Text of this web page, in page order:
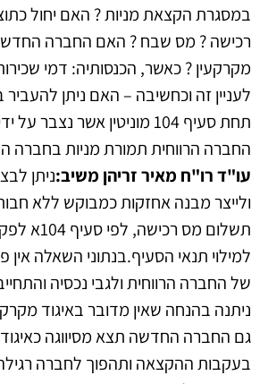
במסגרת הקצאת מניות ? האם יחול
רכישה ? מס שבח ? האם החברה
מקרקעין ? כאשר, הכנסותיה: דמי
לעניין זה וכחשיבה – האם ניתן
תחת סעיף 104 מוניטין אשר
החברה הרווחית תמורת מניות בחברה
עו"ד רו"ח מאיר זריהן משיב:ניתן
ולייצר מבנה אחזקות כמבוקש ללא
תשלום מס
למילוי תנאי הסעיף.בנתוני השאלה אין
של החברה הרווחית ולגבי נכסיה
ניתנה בהנחה שאין מדובר באיגוד
גם החברה החדשה תצא מסיווגה
בעקבות ההקצאה ותהפוך לחברה רגילה